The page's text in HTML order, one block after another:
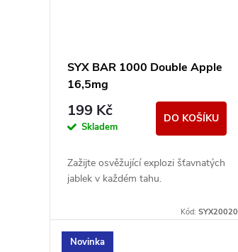
SYX BAR 1000 Double Apple
16,5mg
199 Kč
Skladem
DO KOŠÍKU
Zažijte osvěžující explozi šťavnatých
jablek v každém tahu.
Kód:SYX20020
Novinka